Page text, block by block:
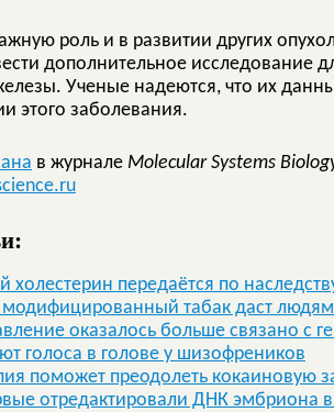
роль и в развитии других
дополнительное исследование
Ученые надеются, что их
этого заболевания.
в журнале Molecular Systems
передаётся по
модифицированный табак даст
оказалось больше связано с
голоса в голове у шизофреников
поможет преодолеть кокаиновую
отредактировали ДНК эмбриона